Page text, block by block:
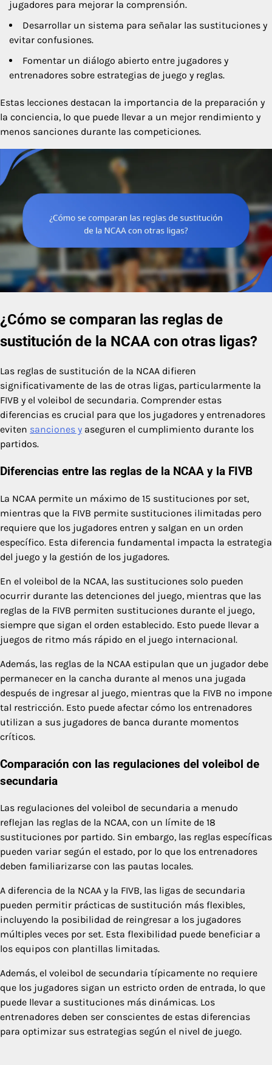
jugadores para mejorar la comprensión.
Desarrollar un sistema para señalar las sustituciones y
evitar confusiones.
Fomentar un diálogo abierto entre jugadores y
entrenadores sobre estrategias de juego y reglas.
Estas lecciones destacan la importancia de la preparación y
la conciencia, lo que puede llevar a un mejor rendimiento y
menos sanciones durante las competiciones.
¿Cómo se comparan las reglas de
sustitución de la NCAA con otras ligas?
Las reglas de sustitución de la NCAA difieren
significativamente de las de otras ligas, particularmente la
FIVB y el voleibol de secundaria. Comprender estas
diferencias es crucial para que los jugadores y entrenadores
eviten sanciones y aseguren el cumplimiento durante los
partidos.
Diferencias entre las reglas de la NCAA y la FIVB
La NCAA permite un máximo de 15 sustituciones por set,
mientras que la FIVB permite sustituciones ilimitadas pero
requiere que los jugadores entren y salgan en un orden
específico. Esta diferencia fundamental impacta la estrategia
del juego y la gestión de los jugadores.
En el voleibol de la NCAA, las sustituciones solo pueden
ocurrir durante las detenciones del juego, mientras que las
reglas de la FIVB permiten sustituciones durante el juego,
siempre que sigan el orden establecido. Esto puede llevar a
juegos de ritmo más rápido en el juego internacional.
Además, las reglas de la NCAA estipulan que un jugador debe
permanecer en la cancha durante al menos una jugada
después de ingresar al juego, mientras que la FIVB no impone
tal restricción. Esto puede afectar cómo los entrenadores
utilizan a sus jugadores de banca durante momentos
críticos.
Comparación con las regulaciones del voleibol de
secundaria
Las regulaciones del voleibol de secundaria a menudo
reflejan las reglas de la NCAA, con un límite de 18
sustituciones por partido. Sin embargo, las reglas específicas
pueden variar según el estado, por lo que los entrenadores
deben familiarizarse con las pautas locales.
A diferencia de la NCAA y la FIVB, las ligas de secundaria
pueden permitir prácticas de sustitución más flexibles,
incluyendo la posibilidad de reingresar a los jugadores
múltiples veces por set. Esta flexibilidad puede beneficiar a
los equipos con plantillas limitadas.
Además, el voleibol de secundaria típicamente no requiere
que los jugadores sigan un estricto orden de entrada, lo que
puede llevar a sustituciones más dinámicas. Los
entrenadores deben ser conscientes de estas diferencias
para optimizar sus estrategias según el nivel de juego.